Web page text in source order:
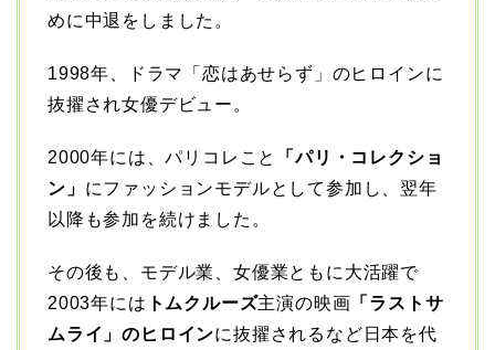
めに中退をしました。
1998年、ドラマ「恋はあせらず」のヒロインに
抜擢され女優デビュー。
2000年には、パリコレこと
「パリ・コレクショ
ン」 にファッションモデルとして参加し、翌年
以降も参加を続けました。
その後も、モデル業、女優業ともに大活躍で
2003年には トムクルーズ主演の映画 「ラストサ
ムライ」のヒロインに抜擢されるなど日本を代